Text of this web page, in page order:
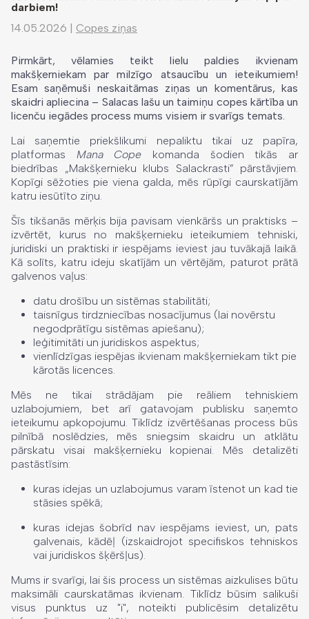
darbiem!
14.05.2026 | Copes ziņas
Pirmkārt, vēlamies teikt lielu paldies ikvienam
makšķerniekam par milzīgo atsaucību un ieteikumiem!
Esam saņēmuši neskaitāmas ziņas un komentārus, kas
skaidri apliecina – Salacas lašu un taimiņu copes kārtība un
licenču iegādes process mums visiem ir svarīgs temats.
Lai saņemtie priekšlikumi nepaliktu tikai uz papīra,
platformas Mana Cope komanda šodien tikās ar
biedrības „Makšķernieku klubs Salackrasti” pārstāvjiem.
Kopīgi sēžoties pie viena galda, mēs rūpīgi caurskatījām
katru iesūtīto ziņu.
Šīs tikšanās mērķis bija pavisam vienkāršs un praktisks –
izvērtēt, kurus no makšķernieku ieteikumiem tehniski,
juridiski un praktiski ir iespējams ieviest jau tuvākajā laikā.
Kā solīts, katru ideju skatījām un vērtējām, paturot prātā
galvenos vaļus:
datu drošību un sistēmas stabilitāti;
taisnīgus tirdzniecības nosacījumus (lai novērstu
negodprātīgu sistēmas apiešanu);
leģitimitāti un juridiskos aspektus;
vienlīdzīgas iespējas ikvienam makšķerniekam tikt pie
kārotās licences.
Mēs ne tikai strādājam pie reāliem tehniskiem
uzlabojumiem, bet arī gatavojam publisku saņemto
ieteikumu apkopojumu. Tiklīdz izvērtēšanas process būs
pilnībā noslēdzies, mēs sniegsim skaidru un atklātu
pārskatu visai makšķernieku kopienai. Mēs detalizēti
pastāstīsim:
kuras idejas un uzlabojumus varam īstenot un kad tie
stāsies spēkā;
kuras idejas šobrīd nav iespējams ieviest, un, pats
galvenais, kādēļ (izskaidrojot specifiskos tehniskos
vai juridiskos šķēršļus).
Mums ir svarīgi, lai šis process un sistēmas aizkulises būtu
maksimāli caurskatāmas ikvienam. Tiklīdz būsim salikuši
visus punktus uz "i", noteikti publicēsim detalizētu